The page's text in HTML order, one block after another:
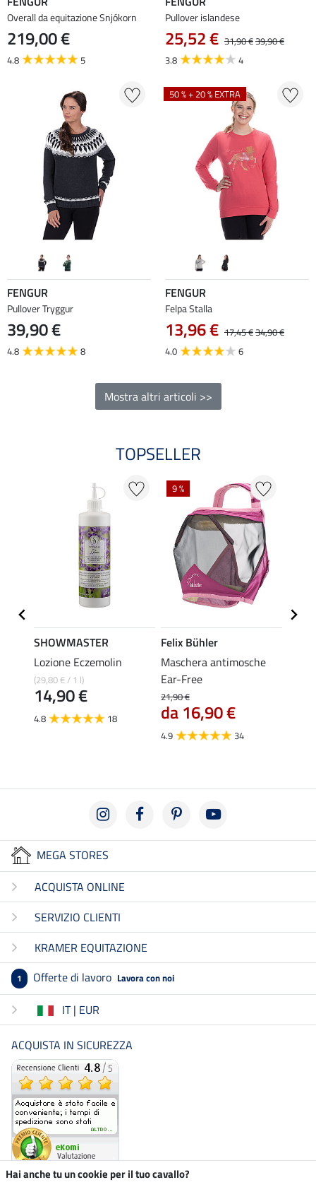
Overall da equitazione Snjókorn
219,00 €
4.8 5
Pullover islandese
25,52 € 31,90 €39,90 €
3.8
4
FENGUR
Pullover Tryggur
39,90 €
4.8 8
50 % + 20 % EXTRA
FENGUR
Felpa Stalla
13,96 € 17,45 €34,90 €
4.0
6
Mostra altri articoli >>
TOPSELLER
SHOWMASTER
Lozione Eczemolin
(29,80 € / 1 l)
14,90 €
4.8 18
9 %
Felix Bühler
Maschera antimosche
Ear-Free
21,90 €
da 16,90 €
4.9 34
MEGA STORES
ACQUISTA ONLINE
SERVIZIO CLIENTI
KRAMER EQUITAZIONE
1 Offerte di lavoro Lavora con noi
IT | EUR
ACQUISTA IN SICUREZZA
Hai anche tu un cookie per il tuo cavallo?